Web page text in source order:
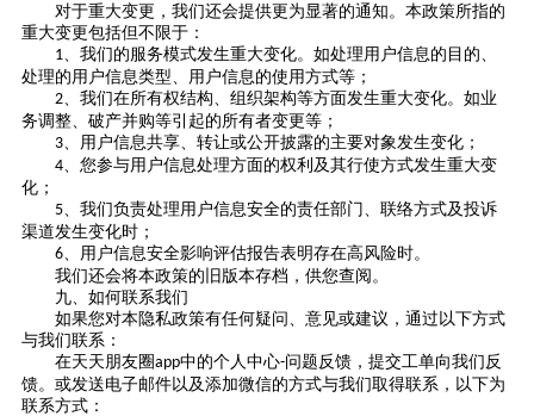
对于重大变更，我们还会提供更为显著的通知。本政策所指的
重大变更包括但不限于：
1 、我们的服务模式发生重大变化。如处理用户信息的目的、
处理的用户信息类型、用户信息的使用方式等；
2、我们在所有权结构、组织架构等方面发生重大变化。如业
务调整、破产并购等引起的所有者变更等；
3、用户信息共享、转让或公开披露的主要对象发生变化；
4、您参与用户信息处理方面的权利及其行使方式发生重大变
化；
5、我们负责处理用户信息安全的责任部门、联络方式及投诉
渠道发生变化时；
6、用户信息安全影响评估报告表明存在高风险时。
我们还会将本政策的旧版本存档，供您查阅。
九、如何联系我们
如果您对本隐私政策有任何疑问、意见或建议，通过以下方式
与我们联系：
在天天朋友圈app中的个人 中心-问题反馈，提交工单向我们反
馈。 或发送电子邮件以及添加微信的方式与我们取得联系， 以下为
联系方式：